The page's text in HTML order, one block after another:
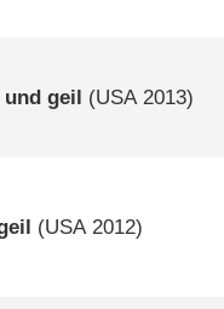
und geil (USA2013)
(USA2012)